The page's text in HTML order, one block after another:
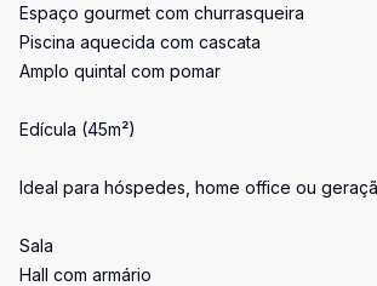
Espaço gourmet com churrasqueira
Piscina aquecida com cascata
Amplo quintal com pomar
Edícula (45m²)
Ideal para hóspedes, home office ou
Sala
Hall com armário